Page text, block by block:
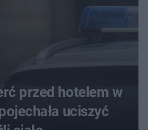
przed hotelem w
uciszyć